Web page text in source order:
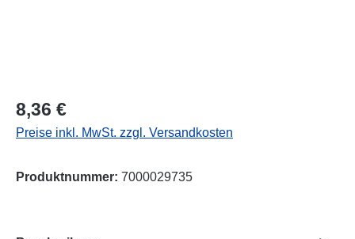
Regulärer Preis:
8,36 €
Preise inkl. MwSt. zzgl. Versandkosten
Produktnummer: 7000029735